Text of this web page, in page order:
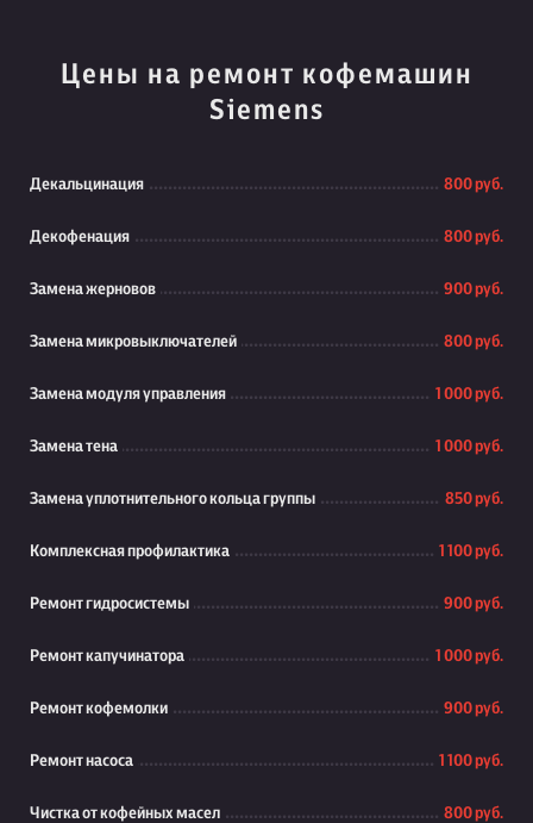
Цены на ремонт кофемашин
Siemens
Декальцинация 800 руб.
Декофенация 800 руб.
Замена жерновов 900 руб.
Замена микровыключателей 800 руб.
Замена модуля управления 1 000 руб.
Замена тена 1 000 руб.
Замена уплотнительного кольца группы 850 руб.
Комплексная профилактика 1 100 руб.
Ремонт гидросистемы 900 руб.
Ремонт капучинатора 1 000 руб.
Ремонт кофемолки 900 руб.
Ремонт насоса 1 100 руб.
Чистка от кофейных масел 800 руб.